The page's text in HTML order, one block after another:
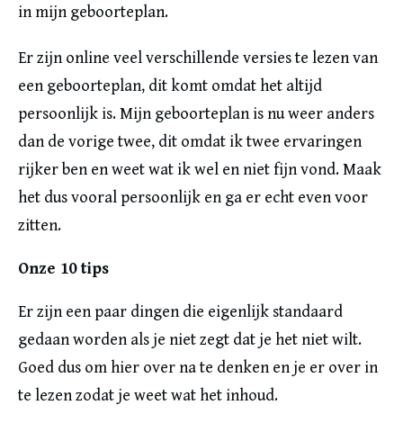
in mijn geboorteplan.
Er zijn online veel verschillende versies te lezen van
een geboorteplan, dit komt omdat het altijd
persoonlijk is. Mijn geboorteplan is nu weer anders
dan de vorige twee, dit omdat ik twee ervaringen
rijker ben en weet wat ik wel en niet fijn vond. Maak
het dus vooral persoonlijk en ga er echt even voor
zitten.
Onze 10 tips
Er zijn een paar dingen die eigenlijk standaard
gedaan worden als je niet zegt dat je het niet wilt.
Goed dus om hier over na te denken en je er over in
te lezen zodat je weet wat het inhoud.